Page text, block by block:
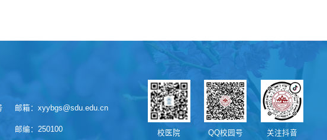
邮箱：xyybgs@sdu.edu.cn
邮编：250100 校医院 QQ校园号 关注抖音